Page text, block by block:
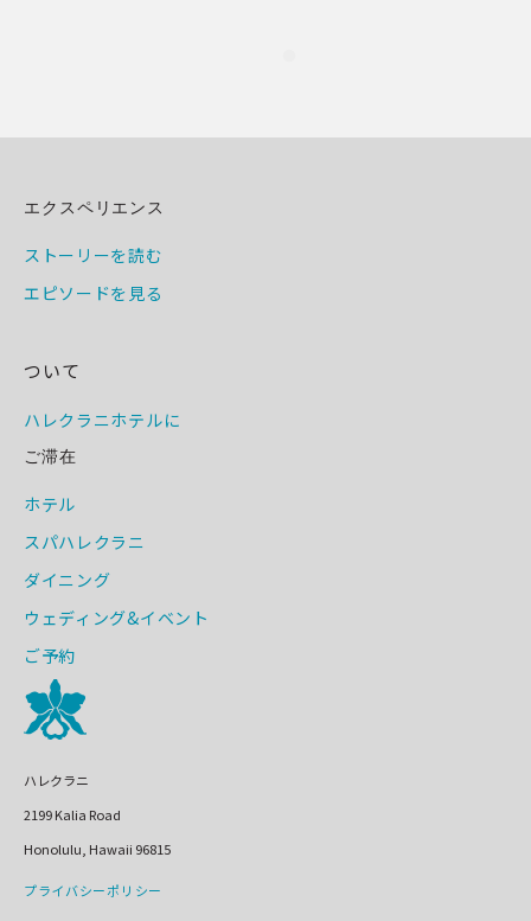
エクスペリエンス
ストーリーを読む
エピソードを見る
ついて
ハレクラニホテルに
ご滞在
ホテル
スパハレクラニ
ダイニング
ウェディング&イベント
ご予約
ハレクラニ
2199 Kalia Road
Honolulu, Hawaii 96815
プライバシーポリシー